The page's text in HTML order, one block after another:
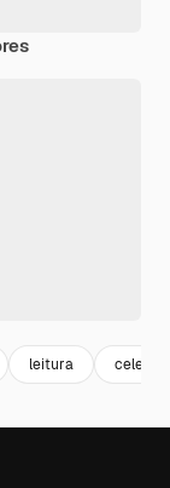
leitura